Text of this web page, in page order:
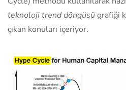
teknoloji trend döngüsügrafiği
çıkan konuları içeriyor.